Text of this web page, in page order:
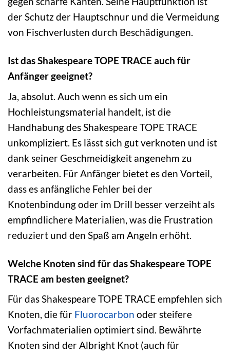
der Schutz der Hauptschnur und die Vermeidung
von Fischverlusten durch Beschädigungen.
Ist das Shakespeare TOPE TRACE auch für
Anfänger geeignet?
Ja, absolut. Auch wenn es sich um ein
Hochleistungsmaterial handelt, ist die
Handhabung des Shakespeare TOPE TRACE
unkompliziert. Es lässt sich gut verknoten und ist
dank seiner Geschmeidigkeit angenehm zu
verarbeiten. Für Anfänger bietet es den Vorteil,
dass es anfängliche Fehler bei der
Knotenbindung oder im Drill besser verzeiht als
empfindlichere Materialien, was die Frustration
reduziert und den Spaß am Angeln erhöht.
Welche Knoten sind für das Shakespeare TOPE
TRACE am besten geeignet?
Für das Shakespeare TOPE TRACE empfehlen sich
Knoten, die für Fluorocarbon oder steifere
Vorfachmaterialien optimiert sind. Bewährte
Knoten sind der Albright Knot (auch für